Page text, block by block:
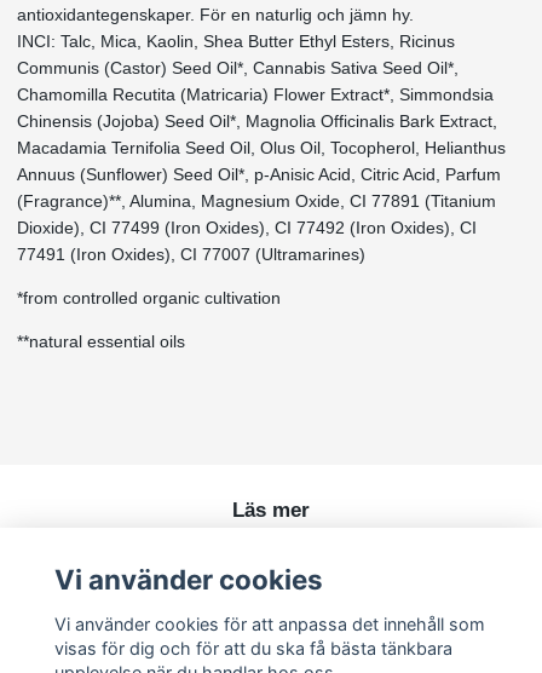
antioxidantegenskaper. För en naturlig och jämn hy.
INCI: Talc, Mica, Kaolin, Shea Butter Ethyl Esters, Ricinus
Communis (Castor) Seed Oil*, Cannabis Sativa Seed Oil*,
Chamomilla Recutita (Matricaria) Flower Extract*, Simmondsia
Chinensis (Jojoba) Seed Oil*, Magnolia Officinalis Bark Extract,
Macadamia Ternifolia Seed Oil, Olus Oil, Tocopherol, Helianthus
Annuus (Sunflower) Seed Oil*, p-Anisic Acid, Citric Acid, Parfum
(Fragrance)**, Alumina, Magnesium Oxide, CI 77891 (Titanium
Dioxide), CI 77499 (Iron Oxides), CI 77492 (Iron Oxides), CI
77491 (Iron Oxides), CI 77007 (Ultramarines)
*from controlled organic cultivation
**natural essential oils
Läs mer
Kontakt
Vi använder cookies
Vi använder cookies för att anpassa det innehåll som
visas för dig och för att du ska få bästa tänkbara